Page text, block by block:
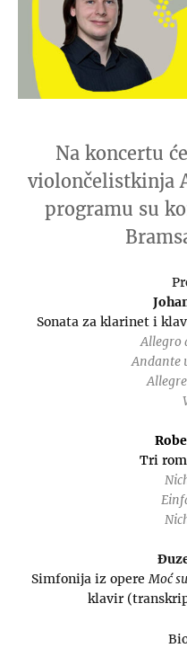
Na koncertu
violončelistkinja
programu su
Sonata za klarinet i
Allegro
Andante
Tri
Simfonija iz opereMoć
klavir